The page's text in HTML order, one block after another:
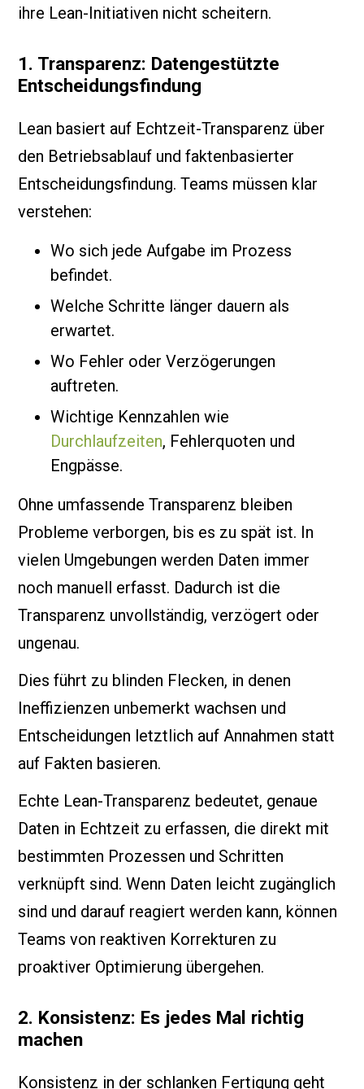
ihre Lean-Initiativen nicht scheitern.
1. Transparenz: Datengestützte
Entscheidungsfindung
Lean basiert auf Echtzeit-Transparenz über
den Betriebsablauf und faktenbasierter
Entscheidungsfindung. Teams müssen klar
verstehen:
Wo sich jede Aufgabe im Prozess
befindet.
Welche Schritte länger dauern als
erwartet.
Wo Fehler oder Verzögerungen
auftreten.
Wichtige Kennzahlen wie
Durchlaufzeiten, Fehlerquoten und
Engpässe.
Ohne umfassende Transparenz bleiben
Probleme verborgen, bis es zu spät ist. In
vielen Umgebungen werden Daten immer
noch manuell erfasst. Dadurch ist die
Transparenz unvollständig, verzögert oder
ungenau.
Dies führt zu blinden Flecken, in denen
Ineffizienzen unbemerkt wachsen und
Entscheidungen letztlich auf Annahmen statt
auf Fakten basieren.
Echte Lean-Transparenz bedeutet, genaue
Daten in Echtzeit zu erfassen, die direkt mit
bestimmten Prozessen und Schritten
verknüpft sind. Wenn Daten leicht zugänglich
sind und darauf reagiert werden kann, können
Teams von reaktiven Korrekturen zu
proaktiver Optimierung übergehen.
2. Konsistenz: Es jedes Mal richtig
machen
Konsistenz in der schlanken Fertigung geht